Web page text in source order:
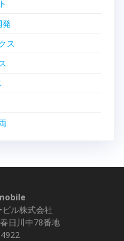
発
ス
ル株式会社
日川中78番地